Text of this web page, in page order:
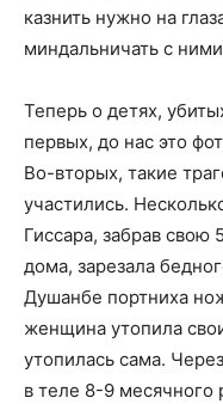
казнить нужно на
миндальничать с
Теперь о детях,
первых, до нас это
Во-вторых, такие
участились.
Гиссара, забрав
дома, зарезала
Душанбе портниха
женщина утопила
утопилась сама.
в теле 8-9 месячного